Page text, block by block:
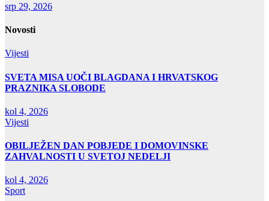
srp 29, 2026
Novosti
Vijesti
SVETA MISA UOČI BLAGDANA I HRVATSKOG
PRAZNIKA SLOBODE
kol 4, 2026
Vijesti
OBILJEŽEN DAN POBJEDE I DOMOVINSKE
ZAHVALNOSTI U SVETOJ NEDELJI
kol 4, 2026
Sport